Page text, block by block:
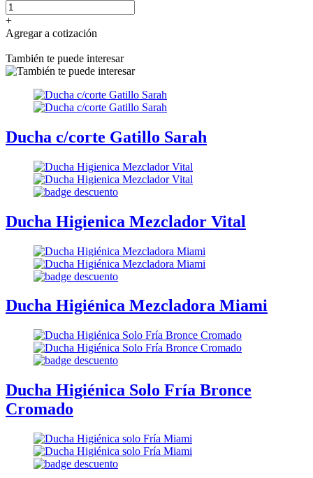
+
Agregar a cotización
También te puede interesar
Ducha c/corte Gatillo Sarah
Ducha Higienica Mezclador Vital
Ducha Higiénica Mezcladora Miami
Ducha Higiénica Solo Fría Bronce
Cromado